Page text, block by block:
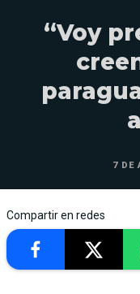
“Voy
7 DE
Compartir en redes